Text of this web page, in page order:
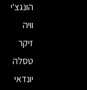
הונגצ'י
וויה
זיקר
טסלה
יונדאי